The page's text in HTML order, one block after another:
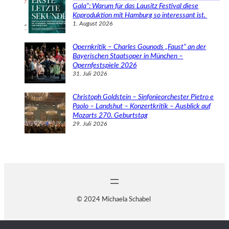
Gala“: Warum für das Lausitz Festival diese
Koproduktion mit Hamburg so interessant ist.
1. August 2026
Opernkritik – Charles Gounods „Faust“ an der
Bayerischen Staatsoper in München –
Opernfestspiele 2026
31. Juli 2026
Christoph Goldstein – Sinfonieorchester Pietro e
Paolo – Landshut – Konzertkritik – Ausblick auf
Mozarts 270. Geburtstag
29. Juli 2026
© 2024 Michaela Schabel